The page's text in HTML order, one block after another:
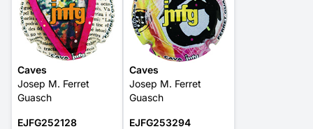
Caves
Josep M. Ferret
Guasch
EJFG252128
Caves
Josep M. Ferret
Guasch
EJFG253294